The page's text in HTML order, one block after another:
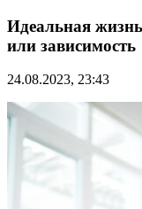
Идеальная жизнь
или зависимость
24.08.2023, 23:43